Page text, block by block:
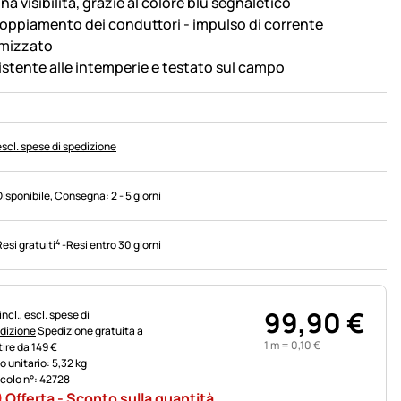
dei conduttori - impulso di corrente
alle intemperie e testato sul campo
spese di spedizione
, Consegna:2 - 5 giorni
gratuiti4-Resi entro 30 giorni
fiscali:
escl. spese di
Spedizione gratuita a
da 149 €
unitario: 5,32 kg
n°: 42728
99,90€
1 m = 0,10€